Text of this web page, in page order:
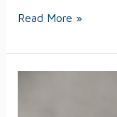
Read More »